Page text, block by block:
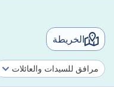
الخريطة
مرافق للسيدات والعائلات